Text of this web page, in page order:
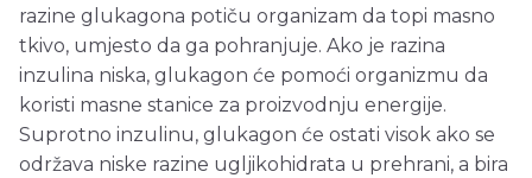
razine glukagona potiču organizam da topi masno
tkivo, umjesto da ga pohranjuje. Ako je razina
inzulina niska, glukagon će pomoći organizmu da
koristi masne stanice za proizvodnju energije.
Suprotno inzulinu, glukagon će ostati visok ako se
održava niske razine ugljikohidrata u prehrani, a bira